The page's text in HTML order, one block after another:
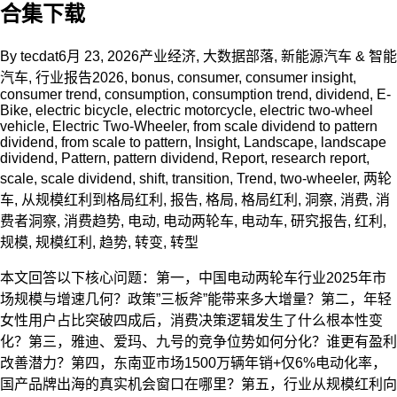
合集下载
By tecdat6月 23, 2026产业经济, 大数据部落, 新能源汽车 & 智能
汽车, 行业报告2026, bonus, consumer, consumer insight,
consumer trend, consumption, consumption trend, dividend, E-
Bike, electric bicycle, electric motorcycle, electric two-wheel
vehicle, Electric Two-Wheeler, from scale dividend to pattern
dividend, from scale to pattern, Insight, Landscape, landscape
dividend, Pattern, pattern dividend, Report, research report,
scale, scale dividend, shift, transition, Trend, two-wheeler, 两轮
车, 从规模红利到格局红利 , 报告, 格局, 格局红利 , 洞察, 消费, 消
费者洞察, 消费趋势, 电动, 电动两轮车, 电动车, 研究报告, 红利 ,
规模, 规模红利 , 趋势, 转变, 转型
本文回答以下核心问题：第一，中国电动两轮车行业2025年市
场规模与增速几何？政策”三板斧”能带来多大增量？第二，年轻
女性用户占比突破四成后，消费决策逻辑发生了什么根本性变
化？第三，雅迪、爱玛、九号的竞争位势如何分化？谁更有盈利
改善潜力？第四，东南亚市场1500万辆年销+仅6%电动化率，
国产品牌出海的真实机会窗口在哪里？第五，行业从规模红利向